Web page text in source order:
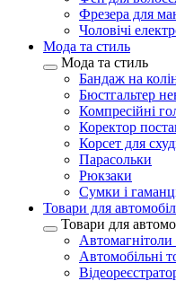
Фрезера для
Чоловічі
Мода та стиль
Мода та стиль
Бандаж на
Бюстгальтер
Компресійні
Коректор
Корсет для
Парасольки
Рюкзаки
Сумки і
Товари для
Товари для
Автомагнітоли
Автомобільні